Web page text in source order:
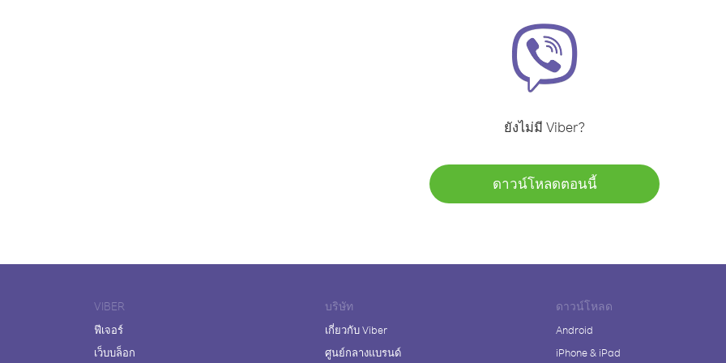
ยังไม่มี Viber?
ดาวน์โหลดตอนนี้
VIBER
ฟีเจอร์
เว็บบล็อก
บริษัท
เกี่ยวกับ Viber
ศูนย์กลางแบรนด์
ดาวน์โหลด
Android
iPhone & iPad